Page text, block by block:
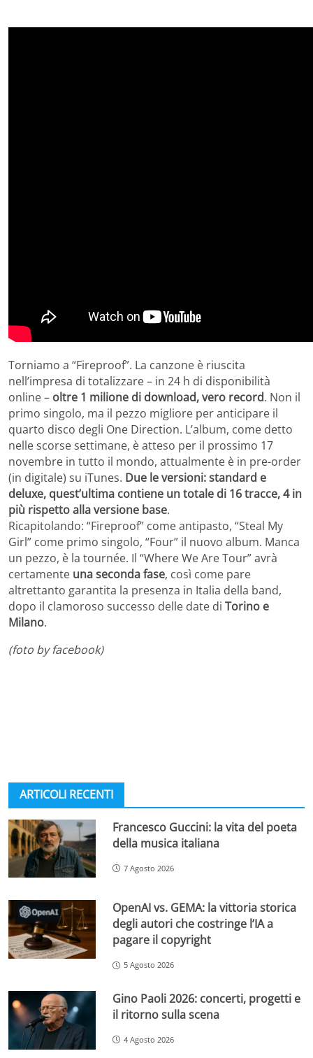
Torniamo a “Fireproof”. La canzone è riuscita
nell’impresa di totalizzare – in 24 h di disponibilità
online – oltre 1 milione di download, vero record. Non il
primo singolo, ma il pezzo migliore per anticipare il
quarto disco degli One Direction. L’album, come detto
nelle scorse settimane, è atteso per il prossimo 17
novembre in tutto il mondo, attualmente è in pre-order
(in digitale) su iTunes. Due le versioni: standard e
deluxe, quest’ultima contiene un totale di 16 tracce, 4 in
più rispetto alla versione base.
Ricapitolando: “Fireproof” come antipasto, “Steal My
Girl” come primo singolo, “Four” il nuovo album. Manca
un pezzo, è la tournée. Il “Where We Are Tour” avrà
certamente una seconda fase, così come pare
altrettanto garantita la presenza in Italia della band,
dopo il clamoroso successo delle date di Torino e
Milano.
(foto by facebook)
ARTICOLI RECENTI
Francesco Guccini: la vita del poeta
della musica italiana
7 Agosto 2026
OpenAI vs. GEMA: la vittoria storica
degli autori che costringe l’IA a
pagare il copyright
5 Agosto 2026
Gino Paoli 2026: concerti, progetti e
il ritorno sulla scena
4 Agosto 2026